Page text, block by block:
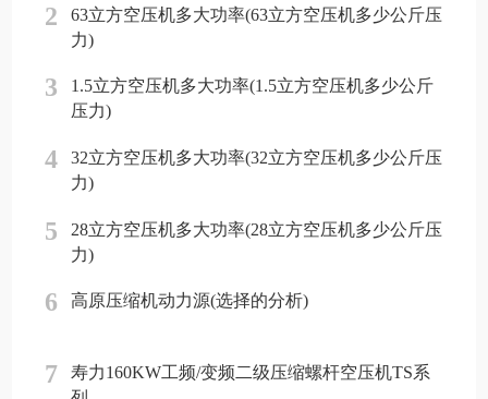
2
63立方空压机多大功率(63立方空压机多少公斤压
力)
3
1.5立方空压机多大功率(1.5立方空压机多少公斤
压力)
4
32立方空压机多大功率(32立方空压机多少公斤压
力)
5
28立方空压机多大功率(28立方空压机多少公斤压
力)
6 高原压缩机动力源(选择的分析)
7
寿力160KW工频/变频二级压缩螺杆空压机TS系